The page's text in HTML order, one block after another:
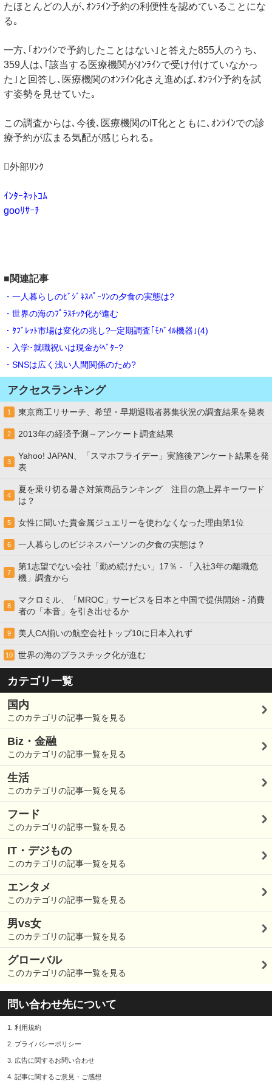
たほとんどの人が､ｵﾝﾗｲﾝ予約の利便性を認めていることにな
る｡
一方､｢ｵﾝﾗｲﾝで予約したことはない｣と答えた855人のうち､
359人は､｢該当する医療機関がｵﾝﾗｲﾝで受け付けていなかっ
た｣と回答し､医療機関のｵﾝﾗｲﾝ化さえ進めば､ｵﾝﾗｲﾝ予約を試
す姿勢を見せていた｡
この調査からは､今後､医療機関のIT化とともに､ｵﾝﾗｲﾝでの診
療予約が広まる気配が感じられる｡
外部ﾘﾝｸ
ｲﾝﾀｰﾈｯﾄｺﾑ
gooﾘｻｰﾁ
■関連記事
・一人暮らしのﾋﾞｼﾞﾈｽﾊﾟｰｿﾝの夕食の実態は?
・世界の海のﾌﾟﾗｽﾁｯｸ化が進む
・ﾀﾌﾞﾚｯﾄ市場は変化の兆し?─定期調査｢ﾓﾊﾞｲﾙ機器｣(4)
・入学･就職祝いは現金がﾍﾞﾀｰ?
・SNSは広く浅い人間関係のため?
アクセスランキング
1 東京商工リサーチ、希望・早期退職者募集状況の調査結果を発表
2 2013年の経済予測～アンケート調査結果
3
Yahoo! JAPAN、「スマホフライデー」実施後アンケート結果を発
表
4
夏を乗り切る暑さ対策商品ランキング 注目の急上昇キーワード
は？
5 女性に聞いた貴金属ジュエリーを使わなくなった理由第1位
6 一人暮らしのビジネスパーソンの夕食の実態は？
7
第1志望でない会社「勤め続けたい」17％ - 「入社3年の離職危
機」調査から
8
マクロミル、「MROC」サービスを日本と中国で提供開始 - 消費
者の「本音」を引き出せるか
9 美人CA揃いの航空会社トップ10に日本入れず
10 世界の海のプラスチック化が進む
カテゴリ一覧
国内
このカテゴリの記事一覧を見る
Biz・金融
このカテゴリの記事一覧を見る
生活
このカテゴリの記事一覧を見る
フード
このカテゴリの記事一覧を見る
IT・デジもの
このカテゴリの記事一覧を見る
エンタメ
このカテゴリの記事一覧を見る
男vs女
このカテゴリの記事一覧を見る
グローバル
このカテゴリの記事一覧を見る
問い合わせ先について
1. 利用規約
2. プライバシーポリシー
3. 広告に関するお問い合わせ
4. 記事に関するご意見・ご感想